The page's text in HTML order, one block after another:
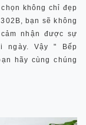
không chỉ đẹp
bạn sẽ không
nhận được sự
ngày. Vậy " Bếp
hãy cùng chúng